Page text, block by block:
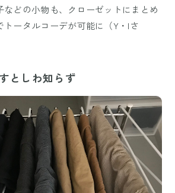
などの小物も、クローゼットにまとめ
トータルコーデが可能に（Y・Iさ
としわ知らず